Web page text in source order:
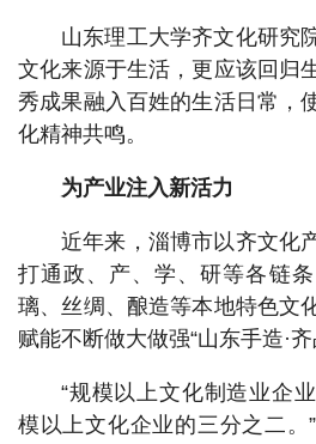
山东理工大学齐文化研究
文化来源于生活，更应该回归
秀成果融入百姓的生活日常，
化精神共鸣。
为产业注入新活力
近年来，淄博市以齐文化
打通政、产、学、研等各链
璃、丝绸、酿造等本地特色文
赋能不断做大做强“山东手造·齐
“规模以上文化制造业企
模以上文化企业的三分之二。